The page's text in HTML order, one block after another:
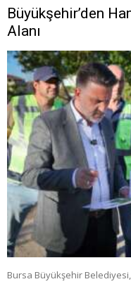
Büyükşehir’den
Alanı
Bursa Büyükşehir